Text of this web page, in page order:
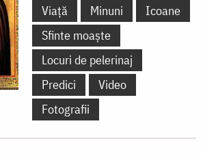
Viață
Minuni
Icoane
Sfinte moaște
Locuri de pelerinaj
Predici
Video
Fotografii